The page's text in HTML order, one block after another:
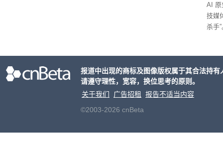
AI 原
技媒
杀手
报道中出现的商标及图像版权属于其合法持
请遵守理性，宽容，换位思考的原则。
关于我们
广告招租
报告不适当内容
©2003-2026 cnBeta